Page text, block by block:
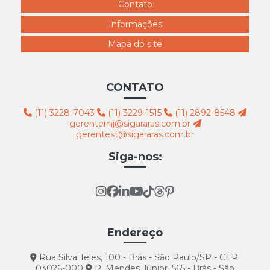
Contato
Informações
Mapa do site
CONTATO
(11) 3228-7043 (11) 3229-1515
(11) 2892-8548
gerentemj@sigararas.com.br
gerentest@sigararas.com.br
Siga-nos:
Endereço
Rua Silva Teles, 100 - Brás - São Paulo/SP - CEP: